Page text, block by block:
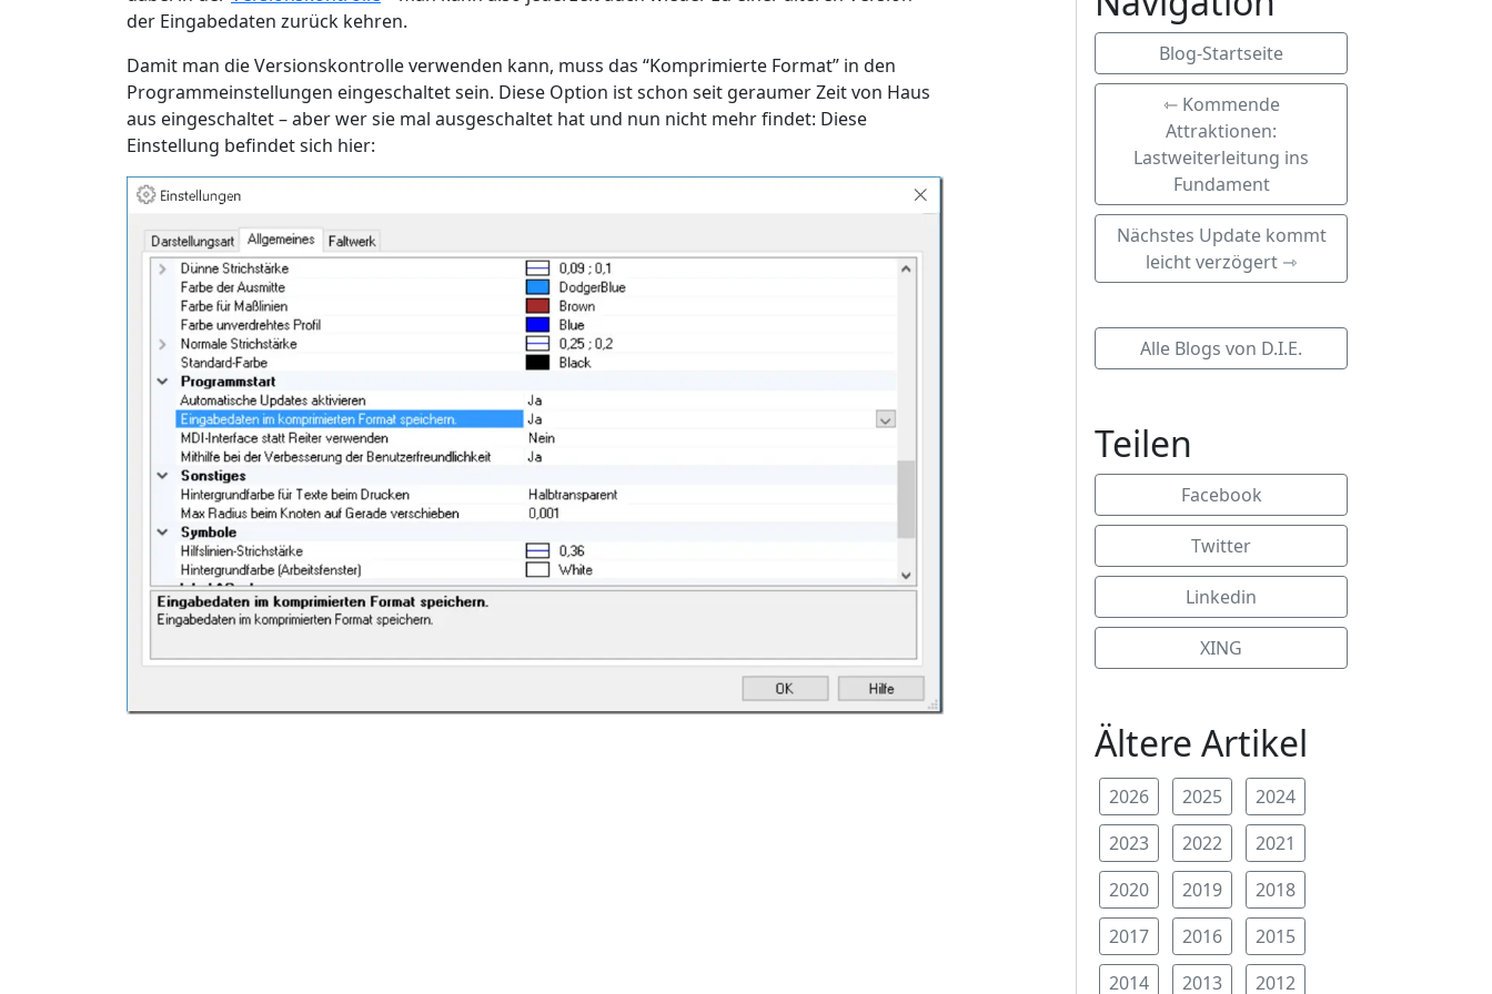
der Eingabedaten zurück kehren.
Damit man die Versionskontrolle verwenden kann, muss das “Komprimierte Format” in den
Programmeinstellungen eingeschaltet sein. Diese Option ist schon seit geraumer Zeit von Haus
aus eingeschaltet – aber wer sie mal ausgeschaltet hat und nun nicht mehr findet: Diese
Einstellung befindet sich hier:
Blog-Startseite
⇽ Kommende
Attraktionen:
Lastweiterleitung ins
Fundament
Nächstes Update kommt
leicht verzögert ⇾
Alle Blogs von D.I.E.
Teilen
Facebook
Twitter
Linkedin
XING
Ältere Artikel
2026 2025
2024
2023
2022
2021
2020
2019
2018
2017
2016
2015
2014
2013 2012